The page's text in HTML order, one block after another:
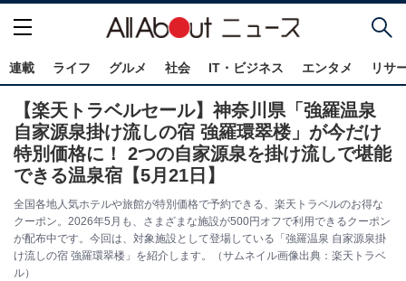
連載 ライフ グルメ 社会 IT・ビジネス エンタメ リサ
【楽天トラベルセール】神奈川県「強羅温泉
自家源泉掛け流しの宿 強羅環翠楼」が今だけ
特別価格に！ 2つの自家源泉を掛け流しで堪能
できる温泉宿【5月21日】
全国各地人気ホテルや旅館が特別価格で予約できる、楽天トラベルのお得な
クーポン。2026年5月も、さまざまな施設が500円オフで利用できるクーポン
が配布中です。今回は、対象施設として登場している「強羅温泉 自家源泉掛
け流しの宿 強羅環翠楼」を紹介します。（サムネイル画像出典：楽天トラベ
ル）